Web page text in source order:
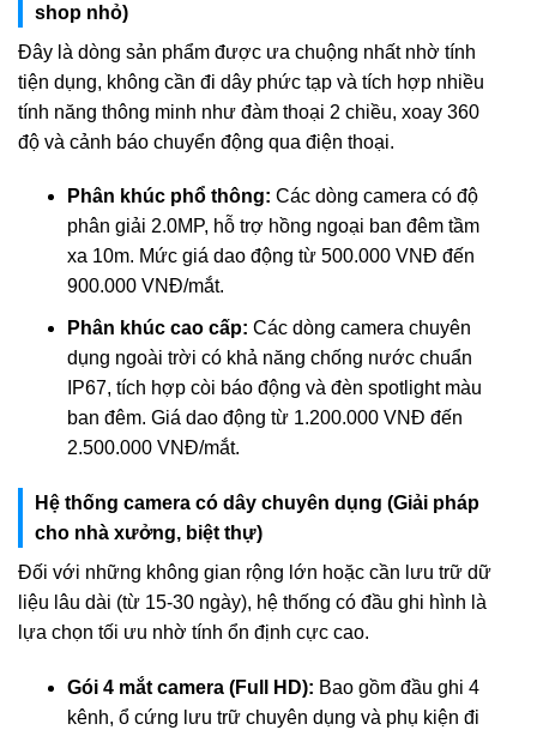
shop nhỏ)
Đây là dòng sản phẩm được ưa chuộng nhất nhờ tính
tiện dụng, không cần đi dây phức tạp và tích hợp nhiều
tính năng thông minh như đàm thoại 2 chiều, xoay 360
độ và cảnh báo chuyển động qua điện thoại.
Phân khúc phổ thông: Các dòng camera có độ
phân giải 2.0MP, hỗ trợ hồng ngoại ban đêm tầm
xa 10m. Mức giá dao động từ 500.000 VNĐ đến
900.000 VNĐ/mắt.
Phân khúc cao cấp: Các dòng camera chuyên
dụng ngoài trời có khả năng chống nước chuẩn
IP67, tích hợp còi báo động và đèn spotlight màu
ban đêm. Giá dao động từ 1.200.000 VNĐ đến
2.500.000 VNĐ/mắt.
Hệ thống camera có dây chuyên dụng (Giải pháp
cho nhà xưởng, biệt thự)
Đối với những không gian rộng lớn hoặc cần lưu trữ dữ
liệu lâu dài (từ 15-30 ngày), hệ thống có đầu ghi hình là
lựa chọn tối ưu nhờ tính ổn định cực cao.
Gói 4 mắt camera (Full HD): Bao gồm đầu ghi 4
kênh, ổ cứng lưu trữ chuyên dụng và phụ kiện đi